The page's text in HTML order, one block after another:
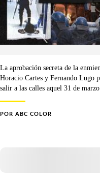
La aprobación secreta de la
Horacio Cartes y Fernando Lugo
salir a las calles aquel 31 de
POR ABC COLOR